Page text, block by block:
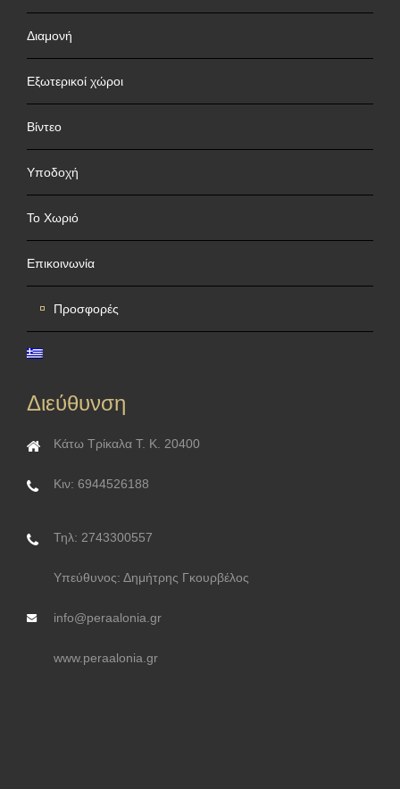
Διαμονή
Εξωτερικοί χώροι
Βίντεο
Υποδοχή
Το Χωριό
Επικοινωνία
Προσφορές
Διεύθυνση
Κάτω Τρίκαλα Τ. Κ. 20400
Κιν: 6944526188
Τηλ: 2743300557
Υπεύθυνος: Δημήτρης Γκουρβέλος
info@peraalonia.gr
www.peraalonia.gr